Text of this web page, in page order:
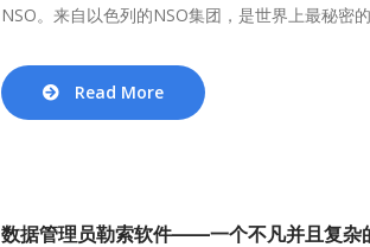
NSO。来自以色列的NSO集团，是世界上最秘密
Read More
数据管理员勒索软件——一个不凡并且复